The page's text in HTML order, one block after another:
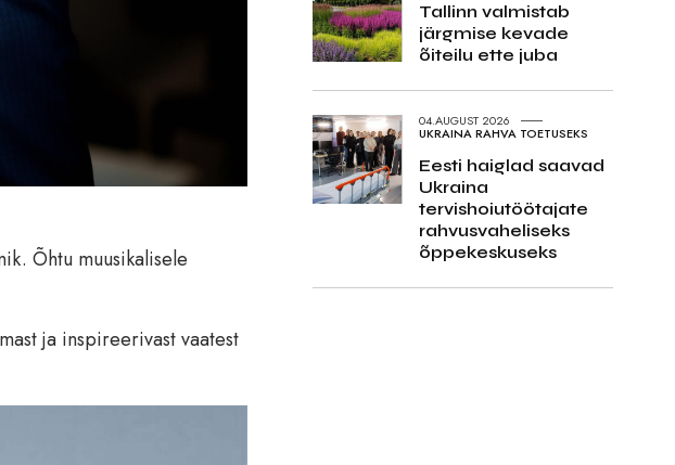
Õhtu muusikalisele
ja inspireerivast vaatest
Tallinn valmistab
järgmise kevade
õiteilu ette juba
04.AUGUST 2026
UKRAINA RAHVA TOETUSEKS
Eesti haiglad saavad
Ukraina
tervishoiutöötajate
rahvusvaheliseks
õppekeskuseks